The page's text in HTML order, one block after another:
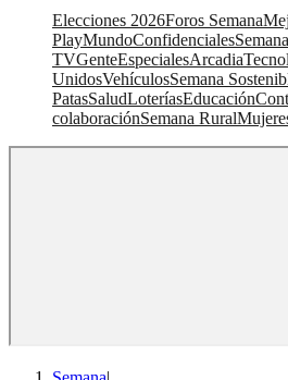
Elecciones 2026Foros Semana
PlayMundoConfidencialesSemana
TVGenteEspecialesArcadia
UnidosVehículosSemana
PatasSaludLoteríasEducación
colaboraciónSemana Rural